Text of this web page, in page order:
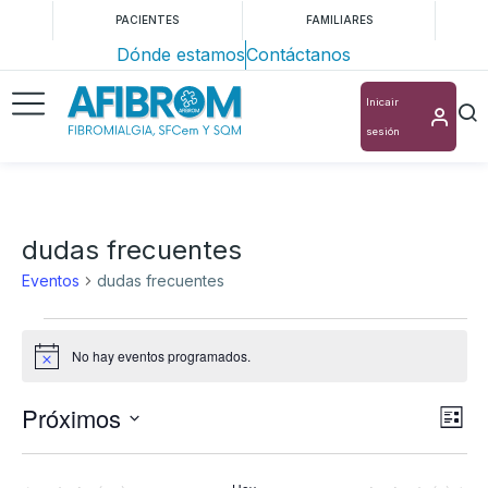
PACIENTES FAMILIARES
Dónde estamosContáctanos
Inicair
sesión
dudas frecuentes
Eventos dudas frecuentes
Aviso No hay eventos programados.
de
de
Lista
Próximos
Selecciona